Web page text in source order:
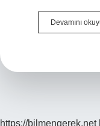
Devamını
https://bilmengerek.net